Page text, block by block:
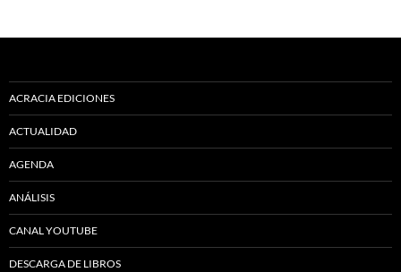
ACRACIA EDICIONES
ACTUALIDAD
AGENDA
ANÁLISIS
CANAL YOUTUBE
DESCARGA DE LIBROS